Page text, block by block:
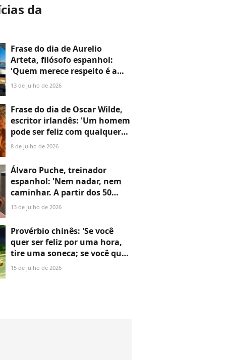
da
Frase do dia de Aurelio
Arteta, filósofo espanhol:
'Quem merece respeito é a
pessoa, e com muita
opiniões'
13 de julho de 2026
Frase do dia de Oscar Wilde,
escritor irlandês: 'Um homem
pode ser feliz com qualquer
mulher, desde que não a ame'
8 de julho de 2026
Álvaro Puche, treinador
espanhol: 'Nem nadar, nem
caminhar. A partir dos 50
anos, é absolutamente
13 de julho de 2026
Provérbio chinês: 'Se você
quer ser feliz por uma hora,
tire uma soneca; se você quer
ser feliz para o resto da vida,
15 de julho de 2026